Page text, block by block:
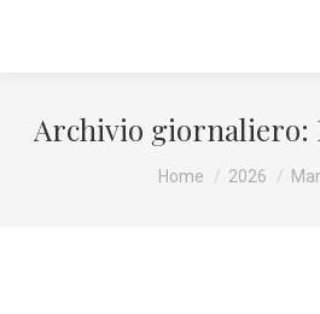
Archivio giornaliero:
Tu sei qui:
Home 2026